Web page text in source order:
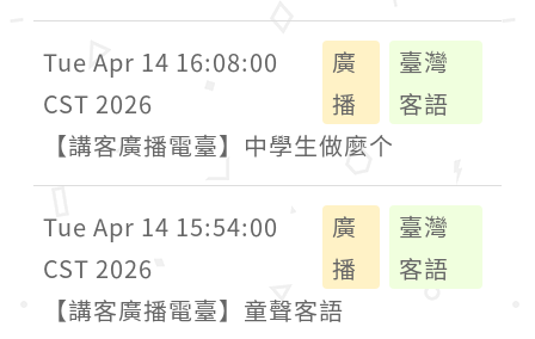
Tue Apr 14 16:08:00
CST 2026
廣
播
臺灣
客語
【講客廣播電臺】中學生做麼个
Tue Apr 14 15:54:00
CST 2026
廣
播
臺灣
客語
【講客廣播電臺】童聲客語